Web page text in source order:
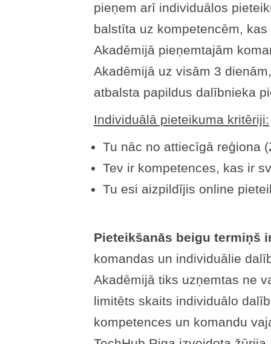
pieņem arī individuālos
balstīta uz kompetencēm,
Akadēmijā pieņemtajām
Akadēmijā uz visām 3
atbalsta papildus dalībnieka
Individuālā pieteikuma kritēriji:
Tu nāc no attiecīgā reģiona
Tev ir kompetences, kas ir
Tu esi aizpildījis online
Pieteikšanās beigu termiņš
komandas un individuālie
Akadēmijā tiks uzņemtas ne
limitēts skaits individuālo
kompetences un komandu